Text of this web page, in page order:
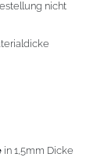
nicht
in 1,5mm Dicke